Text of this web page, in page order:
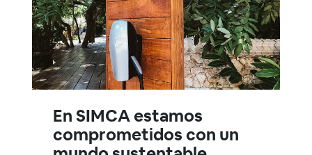
En SIMCA estamos
comprometidos con un